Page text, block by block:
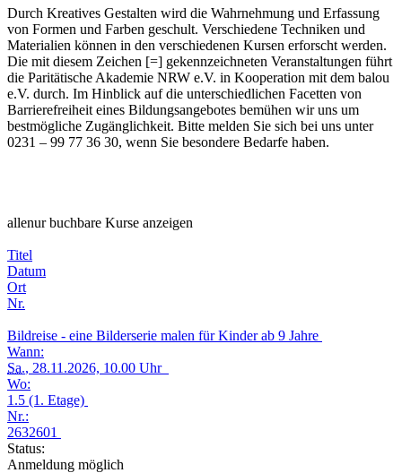
Durch Kreatives Gestalten wird die Wahrnehmung und Erfassung
von Formen und Farben geschult. Verschiedene Techniken und
Materialien können in den verschiedenen Kursen erforscht werden.
Die mit diesem Zeichen [=] gekennzeichneten Veranstaltungen führt
die Paritätische Akademie NRW e.V. in Kooperation mit dem balou
e.V. durch. Im Hinblick auf die unterschiedlichen Facetten von
Barrierefreiheit eines Bildungsangebotes bemühen wir uns um
bestmögliche Zugänglichkeit. Bitte melden Sie sich bei uns unter
0231 – 99 77 36 30, wenn Sie besondere Bedarfe haben.
allenur buchbare Kurse anzeigen
Titel
Datum
Ort
Nr.
Bildreise - eine Bilderserie malen für Kinder ab 9 Jahre
Wann:
Sa., 28.11.2026, 10.00 Uhr
Wo:
1.5 (1. Etage)
Nr.:
2632601
Status:
Anmeldung möglich